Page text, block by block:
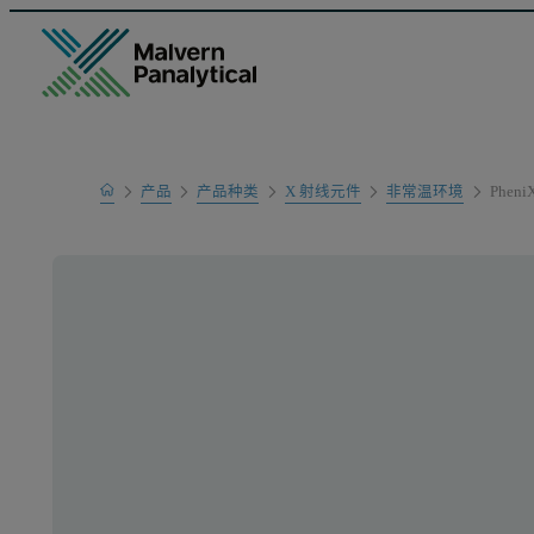
Home产品 产品种类 X 射线元件 非常温环境